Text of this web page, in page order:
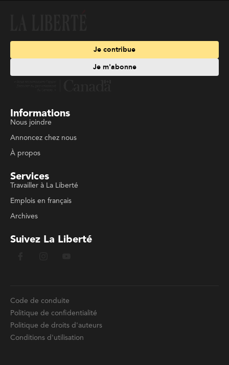
Je contribue
Je m'abonne
Informations
Nous joindre
Annoncez chez nous
À propos
Services
Travailler à La Liberté
Emplois en français
Archives
Suivez La Liberté
Code de conduite
Politique de confidentialité
Politique de droits d'auteurs
Conditions d'utilisation